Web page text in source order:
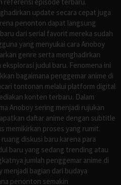
update secara cepat juga
penonton dapat langsung
dari serial favorit mereka sudah
yang menyukai cara Anoboy
genre serta menghadirkan
judul baru. Fenomena ini
bagaimana penggemar anime di
tontonan melalui platform digital
konten terbaru. Dalam
Anoboy sering menjadi rujukan
daftar anime dengan subtitle
memikirkan proses yang rumit.
diskusi baru karena para
baru yang sedang trending atau
jumlah penggemar anime di
menjadi bagian dari budaya
penonton semakin